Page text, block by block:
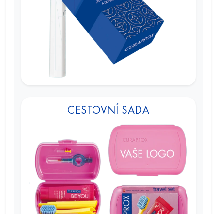
CESTOVNÍ SADA